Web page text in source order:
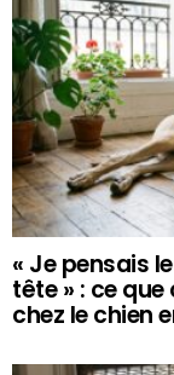
« Je pensais
tête » : ce
chez le chien